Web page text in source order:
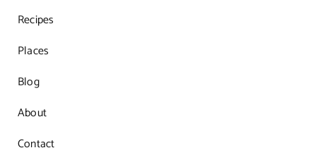
Recipes
Places
Blog
About
Contact